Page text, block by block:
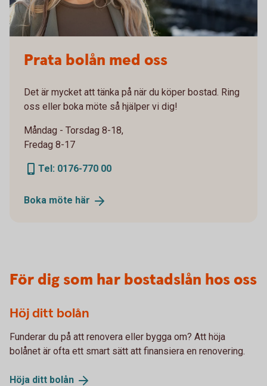
Prata bolån med oss
Det är mycket att tänka på när du köper bostad. Ring
oss eller boka möte så hjälper vi dig!
Måndag - Torsdag 8-18,
Fredag 8-17
Tel: 0176-770 00
Boka möte här
För dig som har bostadslån hos oss
Höj ditt bolån
Funderar du på att renovera eller bygga om? Att höja
bolånet är ofta ett smart sätt att finansiera en renovering.
Höja ditt bolån